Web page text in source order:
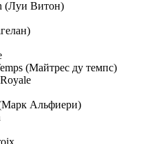
(Луи Витон)
(Майтрес ду темпс)
Альфиери)